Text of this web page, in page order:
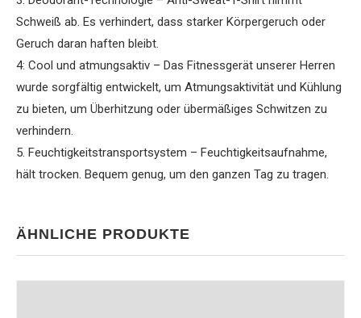
Schweiß ab. Es verhindert, dass starker Körpergeruch oder
Geruch daran haften bleibt.
4: Cool und atmungsaktiv – Das Fitnessgerät unserer Herren
wurde sorgfältig entwickelt, um Atmungsaktivität und Kühlung
zu bieten, um Überhitzung oder übermäßiges Schwitzen zu
verhindern.
5. Feuchtigkeitstransportsystem – Feuchtigkeitsaufnahme,
hält trocken. Bequem genug, um den ganzen Tag zu tragen.
ÄHNLICHE PRODUKTE